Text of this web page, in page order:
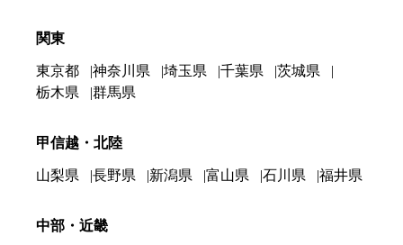
関東
東京都 神奈川県 埼玉県 千葉県
茨城県
栃木県
群馬県
甲信越・北陸
山梨県 長野県 新潟県 富山県 石川県 福井県
中部・近畿